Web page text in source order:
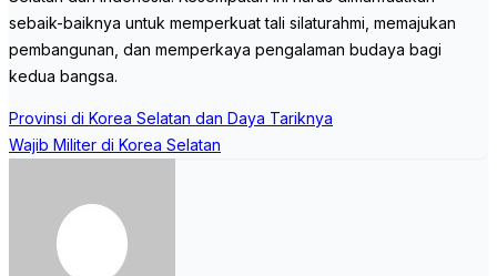
sebaik-baiknya untuk memperkuat tali silaturahmi, memajukan
pembangunan, dan memperkaya pengalaman budaya bagi
kedua bangsa.
Post
navigation
Provinsi di Korea Selatan dan Daya Tariknya
Wajib Militer di Korea Selatan